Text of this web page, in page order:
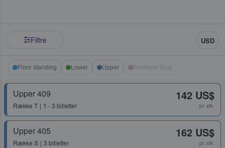
Filtre USD
Floor standing Lower Upper Premium Seat
Upper 409
Række T 1 - 3 billetter
142 US$
pr. stk.
Upper 405
Række S 3 billetter
162 US$
pr. stk.